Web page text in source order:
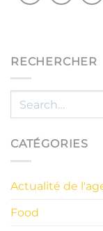
RECHERCHER
CATÉGORIES
Actualité de
Food